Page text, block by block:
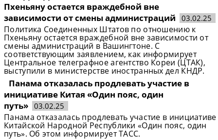
Пхеньяну остается враждебной вне
зависимости от смены администраций
03.02.25
Политика Соединенных Штатов по отношению к
Пхеньяну остается враждебной вне зависимости от
смены администраций в Вашингтоне. С
соответствующим заявлением, как информирует
Центральное телеграфное агентство Кореи (ЦТАК),
выступили в министерстве иностранных дел КНДР.
Панама отказалась продлевать участие в
инициативе Китая «Один пояс, один
путь» 03.02.25
Панама отказалась продлевать участие в инициативе
Китайской Народной Республики «Один пояс, один
путь». Об этом информирует ТАСС.